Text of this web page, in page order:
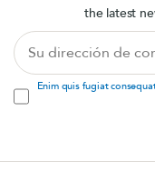
the latest
Enim quis fugiat